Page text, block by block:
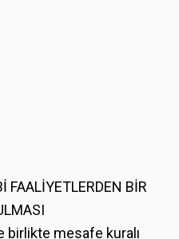
FAALİYETLERDEN BİR
birlikte mesafe kuralı